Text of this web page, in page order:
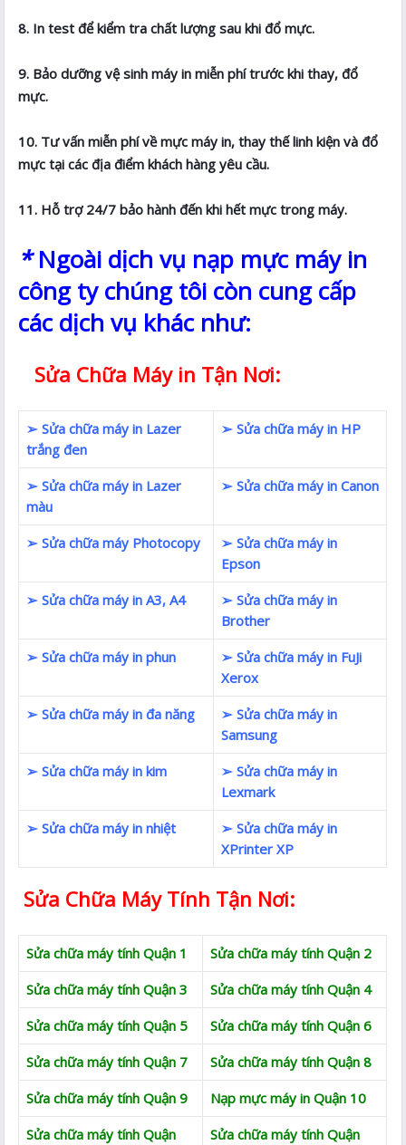
8. In test để kiểm tra chất lượng sau khi đổ mực.
9. Bảo dưỡng vệ sinh máy in miễn phí trước khi thay, đổ
mực.
10. Tư vấn miễn phí về mực máy in, thay thế linh kiện và đổ
mực tại các địa điểm khách hàng yêu cầu.
11. Hỗ trợ 24/7 bảo hành đến khi hết mực trong máy.
*Ngoài dịch vụ nạp mực máy in
công ty chúng tôi còn cung cấp
các dịch vụ khác như:
Sửa Chữa Máy in Tận Nơi:
➢ Sửa chữa máy in Lazer
trắng đen
➢ Sửa chữa máy in HP
➢ Sửa chữa máy in Lazer
màu
➢ Sửa chữa máy in Canon
➢ Sửa chữa máy Photocopy
➢ Sửa chữa máy in
Epson
➢ Sửa chữa máy in A3, A4
➢ Sửa chữa máy in
Brother
➢ Sửa chữa máy in phun
➢ Sửa chữa máy in FuJi
Xerox
➢ Sửa chữa máy in đa năng
➢ Sửa chữa máy in
Samsung
➢ Sửa chữa máy in kim
➢ Sửa chữa máy in
Lexmark
➢ Sửa chữa máy in nhiệt
➢ Sửa chữa máy in
XPrinter XP
Sửa Chữa Máy Tính Tận Nơi:
Sửa chữa máy tính Quận 1
Sửa chữa máy tính Quận 2
Sửa chữa máy tính Quận 3
Sửa chữa máy tính Quận 4
Sửa chữa máy tính Quận 5
Sửa chữa máy tính Quận 6
Sửa chữa máy tính Quận 7
Sửa chữa máy tính Quận 8
Sửa chữa máy tính Quận 9
Nạp mực máy in Quận 10
Sửa chữa máy tính Quận
Sửa chữa máy tính Quận